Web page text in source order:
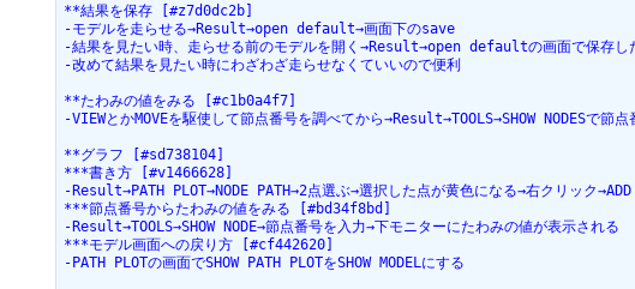
**結果を保存 [#z7d0dc2b]
-モデルを走らせる→Result→open default→画面下のsave
-結果を見たい時、走らせる前のモデルを開く→Result→open defaultの画面で保存し
-改めて結果を見たい時にわざわざ走らせなくていいので便利
**たわみの値をみる [#c1b0a4f7]
-VIEWとかMOVEを駆使して節点番号を調べてから→Result→TOOLS→SHOW NODESで節
**グラフ [#sd738104]
***書き方 [#v1466628]
-Result→PATH PLOT→NODE PATH→2点選ぶ→選択した点が黄色になる→右クリック
***節点番号からたわみの値をみる [#bd34f8bd]
-Result→TOOLS→SHOW NODE→節点番号を入力→下モニターにたわみの値が表示される
***モデル画面への戻り方 [#cf442620]
-PATH PLOTの画面でSHOW PATH PLOTをSHOW MODELにする